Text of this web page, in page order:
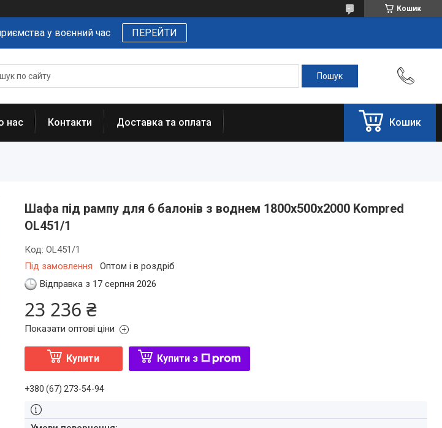
Кошик
у воєнний час ПЕРЕЙТИ
нас Контакти Доставка та оплата Кошик
Шафа під рампу для 6 балонів з воднем 1800х500х2000 Kompred
OL451/1
Під замовлення Оптом і в роздріб
Код: OL451/1
Відправка з 17 серпня 2026
23 236 ₴
Показати оптові ціни
Купити Купити з
+380 (67) 273-54-94